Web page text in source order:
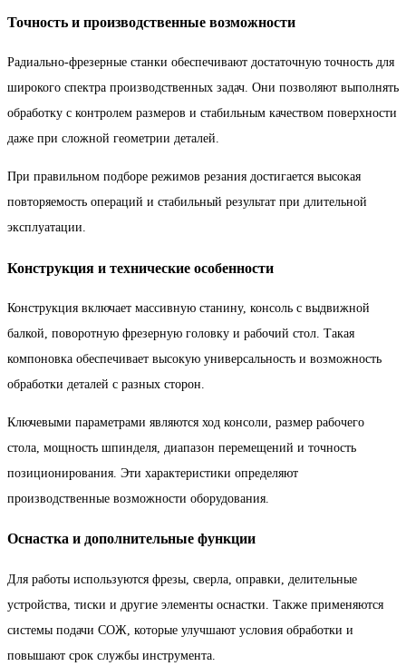
Точность и производственные возможности
Радиально-фрезерные станки обеспечивают достаточную точность для
широкого спектра производственных задач. Они позволяют выполнять
обработку с контролем размеров и стабильным качеством поверхности
даже при сложной геометрии деталей.
При правильном подборе режимов резания достигается высокая
повторяемость операций и стабильный результат при длительной
эксплуатации.
Конструкция и технические особенности
Конструкция включает массивную станину, консоль с выдвижной
балкой, поворотную фрезерную головку и рабочий стол. Такая
компоновка обеспечивает высокую универсальность и возможность
обработки деталей с разных сторон.
Ключевыми параметрами являются ход консоли, размер рабочего
стола, мощность шпинделя, диапазон перемещений и точность
позиционирования. Эти характеристики определяют
производственные возможности оборудования.
Оснастка и дополнительные функции
Для работы используются фрезы, сверла, оправки, делительные
устройства, тиски и другие элементы оснастки. Также применяются
системы подачи СОЖ, которые улучшают условия обработки и
повышают срок службы инструмента.